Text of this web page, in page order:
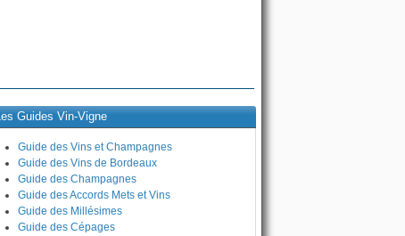
Guides Vin-Vigne
Guide des Vins et Champagnes
Guide des Vins de Bordeaux
Guide des Champagnes
Guide des Accords Mets et Vins
Guide des Millésimes
Guide des Cépages